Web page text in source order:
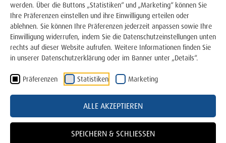
Steuerbare Verbrauchseinrichtungen §14a
Wie ziehen Sie richtig um?
Gas
Wärme
VIELEN DANK FÜR IHRE ANFRAGE ZUM
DYNAMISCHEN STROMTARIF.
Ihre Angaben sind erfolgreich übermittelt worden.
werden. Über die Buttons „Statistiken“ und „Marketing“ können Sie
Ihre Präferenzen einstellen und ihre Einwilligung erteilen oder
ablehnen. Sie können Ihre Präferenzen jederzeit anpassen sowie Ihre
Einwilligung widerrufen, indem Sie die Datenschutzeinstellungen unten
rechts auf dieser Website aufrufen. Weitere Informationen finden Sie
in unserer Datenschutzerklärung oder im Banner unter „Details“.
Präferenzen Statistiken Marketing
ALLE AKZEPTIEREN
SPEICHERN & SCHLIESSEN